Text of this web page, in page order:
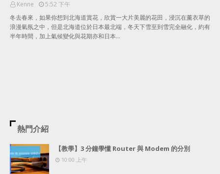
Kenne
5:52 下午
冬去春來，如果你想到北海道賞花，欣賞一大片美麗的花田，浸沉在薰衣草的
浪漫氣氛之中，但是北海道位於日本最北端，冬天下雪至到雪完全融化，約有
半年時間，加上氣候變化與花期亦和日本…
熱門介紹
【教學】3 分鐘學懂 Router 與 Modem 的分別
10:00 上午